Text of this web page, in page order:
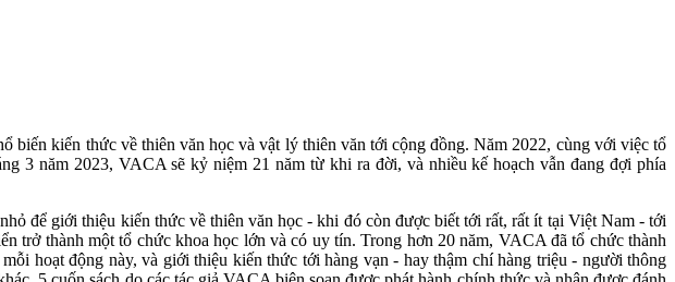
kiến thức về thiên văn học và vật lý thiên văn tới cộng đồng. Năm 2022, cùng với việc tổ
3 năm 2023, VACA sẽ kỷ niệm 21 năm từ khi ra đời, và nhiều kế hoạch vẫn đang đợi phía
để giới thiệu kiến thức về thiên văn học - khi đó còn được biết tới rất, rất ít tại Việt Nam - tới
trở thành một tổ chức khoa học lớn và có uy tín.Trong hơn 20 năm, VACA đã tổ chức thành
hoạt động này, và giới thiệu kiến thức tới hàng vạn - hay thậm chí hàng triệu - người thông